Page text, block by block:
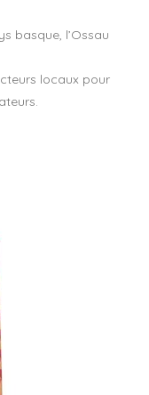
basque, l’Ossau
locaux pour